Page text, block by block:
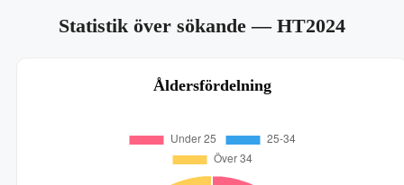
Statistik över sökande— HT2024
Åldersfördelning